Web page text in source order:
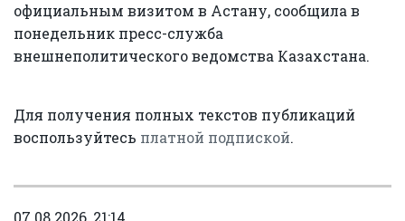
официальным визитом в Астану, сообщила в
понедельник пресс-служба
внешнеполитического ведомства Казахстана.
Для получения полных текстов публикаций
воспользуйтесь платной подпиской.
07.08.2026, 21:14